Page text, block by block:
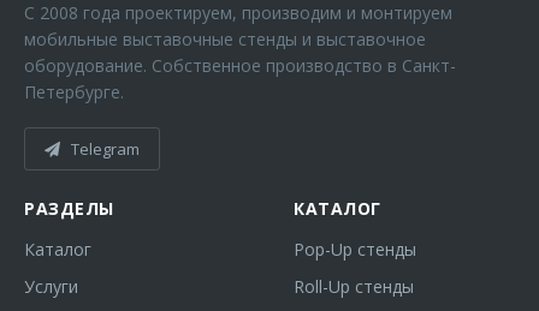
С 2008 года проектируем, производим и монтируем
мобильные выставочные стенды и выставочное
оборудование. Собственное производство в Санкт-
Петербурге.
Telegram
РАЗДЕЛЫ
Каталог
Услуги
КАТАЛОГ
Pop-Up стенды
Roll-Up стенды